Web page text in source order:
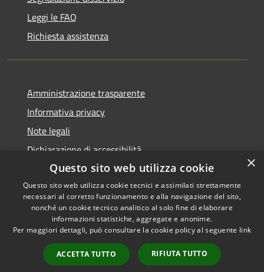
Leggi le FAQ
Richiesta assistenza
Amministrazione trasparente
Informativa privacy
Note legali
Dichiarazione di accessibilità
Accessibilità
Privacy
Mappa del sito
Copyright © 2026 • Comune di
Recanati • Powered by
Municipium
Accesso
redazione
×
Questo sito web utilizza cookie
Questo sito web utilizza cookie tecnici e assimilati strettamente
necessari al corretto funzionamento e alla navigazione del sito,
nonché un cookie tecnico analitico al solo fine di elaborare
informazioni statistiche, aggregate e anonime.
Per maggiori dettagli, può consultare la cookie policy al seguente link
ACCETTA TUTTO RIFIUTA TUTTO